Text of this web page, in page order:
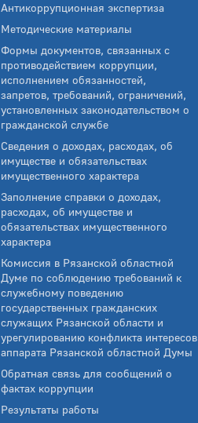
Антикоррупционная экспертиза
Методические материалы
Формы документов, связанных с
противодействием коррупции,
исполнением обязанностей,
запретов, требований, ограничений,
установленных законодательством о
гражданской службе
Сведения о доходах, расходах, об
имуществе и обязательствах
имущественного характера
Заполнение справки о доходах,
расходах, об имуществе и
обязательствах имущественного
характера
Комиссия в Рязанской областной
Думе по соблюдению требований к
служебному поведению
государственных гражданских
служащих Рязанской области и
урегулированию конфликта интересов
аппарата Рязанской областной Думы
Обратная связь для сообщений о
фактах коррупции
Результаты работы